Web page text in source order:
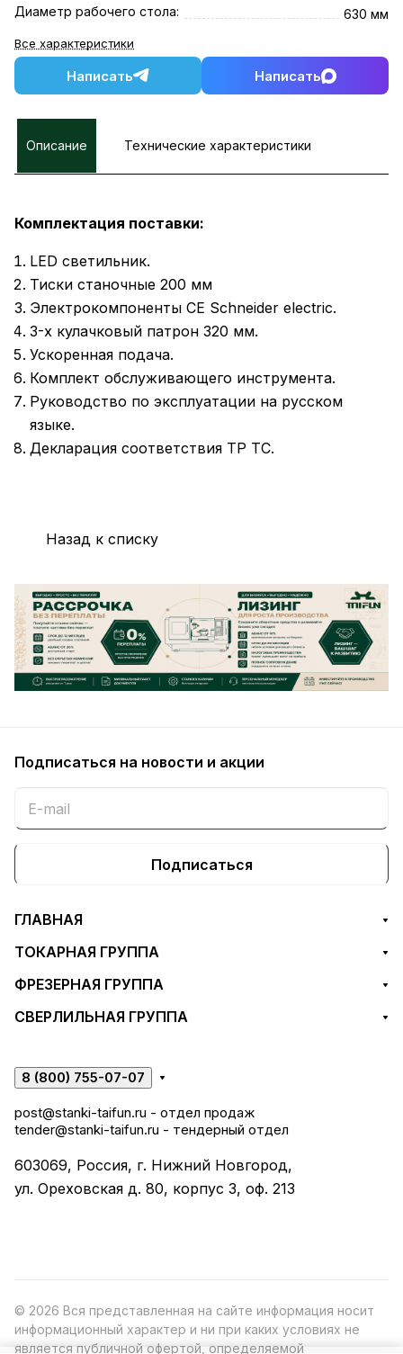
Диаметр рабочего стола:
630 мм
Все характеристики
Написать Написать
Описание Технические характеристики
Комплектация поставки:
LED светильник.
Тиски станочные 200 мм
Электрокомпоненты CE Schneider electric.
3-х кулачковый патрон 320 мм.
Ускоренная подача.
Комплект обслуживающего инструмента.
Руководство по эксплуатации на русском
языке.
Декларация соответствия ТР ТС.
Назад к списку
Подписаться на новости и акции
Подписаться
ГЛАВНАЯ
ТОКАРНАЯ ГРУППА
ФРЕЗЕРНАЯ ГРУППА
СВЕРЛИЛЬНАЯ ГРУППА
8 (800) 755-07-07
post@stanki-taifun.ru - отдел продаж
tender@stanki-taifun.ru - тендерный отдел
603069, Россия, г. Нижний Новгород,
ул. Ореховская д. 80, корпус 3, оф. 213
© 2026 Вся представленная на сайте информация носит
информационный характер и ни при каких условиях не
является публичной офертой, определяемой